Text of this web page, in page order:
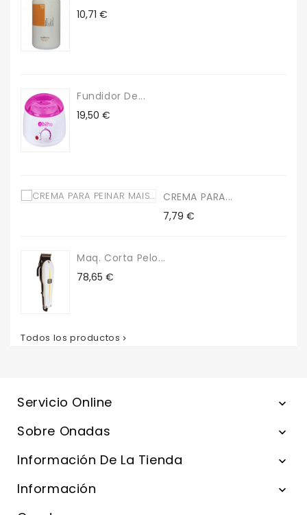
Precio
10,71 €
Fundidor De...
Precio
19,50 €
CREMA PARA...
Precio
7,79 €
Maq. Corta Pelo...
Precio
78,65 €
Todos los productos 
Servicio Online 
Sobre Onadas 
Información De La Tienda 
Información 